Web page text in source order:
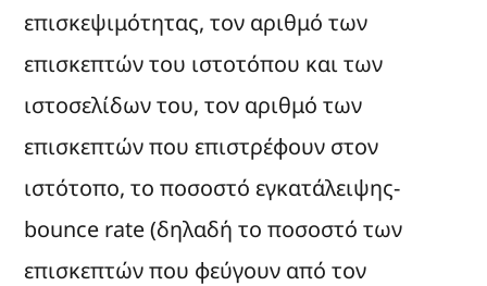
επισκεψιμότητας, τον αριθμό των
επισκεπτών του ιστοτόπου και των
ιστοσελίδων του, τον αριθμό των
επισκεπτών που επιστρέφουν στον
ιστότοπο, το ποσοστό εγκατάλειψης-
bounce rate (δηλαδή το ποσοστό των
επισκεπτών που φεύγουν από τον